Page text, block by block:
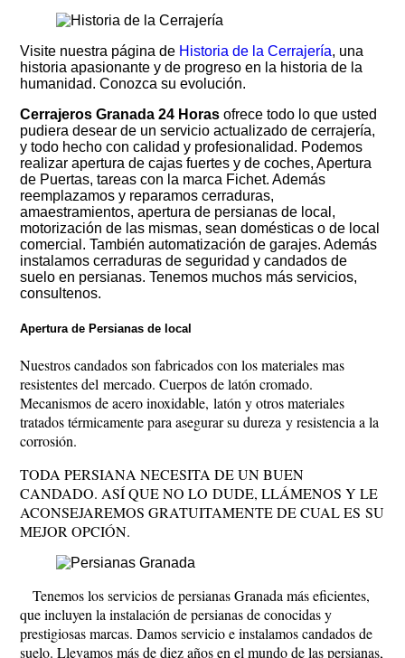
Visite nuestra página de Historia de la Cerrajería, una
historia apasionante y de progreso en la historia de la
humanidad. Conozca su evolución.
Cerrajeros Granada 24 Horas ofrece todo lo que usted
pudiera desear de un servicio actualizado de cerrajería,
y todo hecho con calidad y profesionalidad. Podemos
realizar apertura de cajas fuertes y de coches, Apertura
de Puertas, tareas con la marca Fichet. Además
reemplazamos y reparamos cerraduras,
amaestramientos, apertura de persianas de local,
motorización de las mismas, sean domésticas o de local
comercial. También automatización de garajes. Además
instalamos cerraduras de seguridad y candados de
suelo en persianas. Tenemos muchos más servicios,
consultenos.
Apertura de Persianas de local
Nuestros candados son fabricados con los materiales mas
resistentes del mercado. Cuerpos de latón cromado.
Mecanismos de acero inoxidable, latón y otros materiales
tratados térmicamente para asegurar su dureza y resistencia a la
corrosión.
TODA PERSIANA NECESITA DE UN BUEN
CANDADO. ASÍ QUE NO LO DUDE, LLÁMENOS Y LE
ACONSEJAREMOS GRATUITAMENTE DE CUAL ES SU
MEJOR OPCIÓN.
Tenemos los servicios de persianas Granada más eficientes,
que incluyen la instalación de persianas de conocidas y
prestigiosas marcas. Damos servicio e instalamos candados de
suelo. Llevamos más de diez años en el mundo de las persianas,